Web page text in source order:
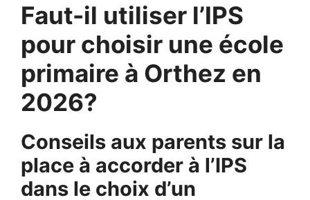
Faut-il utiliser l’IPS
pour choisir une école
primaire à Orthez en
2026?
Conseils aux parents sur la
place à accorder à l’IPS
dans le choix d’un